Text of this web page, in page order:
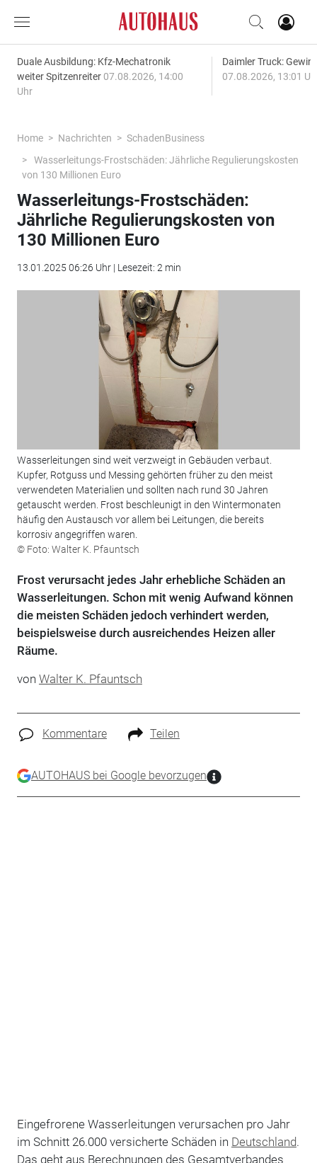
Duale Ausbildung: Kfz-Mechatronik
weiter Spitzenreiter 07.08.2026, 14:00
Uhr
Daimler Truck:
07.08.2026, 13:01
Home Nachrichten
SchadenBusiness
Wasserleitungs-Frostschäden: Jährliche Regulierungskosten
von 130 Millionen Euro
Wasserleitungs-Frostschäden:
Jährliche Regulierungskosten von
130 Millionen Euro
13.01.2025 06:26 Uhr | Lesezeit: 2 min
Wasserleitungen sind weit verzweigt in Gebäuden verbaut.
Kupfer, Rotguss und Messing gehörten früher zu den meist
verwendeten Materialien und sollten nach rund 30 Jahren
getauscht werden. Frost beschleunigt in den Wintermonaten
häufig den Austausch vor allem bei Leitungen, die bereits
korrosiv angegriffen waren.
© Foto: Walter K. Pfauntsch
Frost verursacht jedes Jahr erhebliche Schäden an
Wasserleitungen. Schon mit wenig Aufwand können
die meisten Schäden jedoch verhindert werden,
beispielsweise durch ausreichendes Heizen aller
Räume.
von Walter K. Pfauntsch
Kommentare Teilen
AUTOHAUS bei Google bevorzugen
Eingefrorene Wasserleitungen verursachen pro Jahr
im Schnitt 26.000 versicherte Schäden in Deutschland.
Das geht aus Berechnungen des Gesamtverbandes